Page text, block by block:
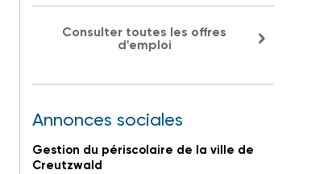
Consulter toutes les offres
d'emploi
Annonces sociales
Gestion du périscolaire de la ville de
Creutzwald